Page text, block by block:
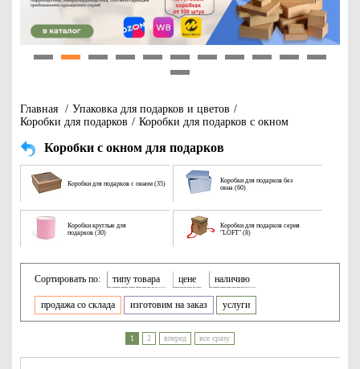
Главная / Упаковка для подарков и цветов /
Коробки для подарков / Коробки для подарков с окном
Коробки с окном для подарков
Коробки для подарков с окном (35)
Коробки для подарков без
окна (60)
Коробки круглые для
подарков (30)
Коробки для подарков серия
"LOFT" (8)
Сортировать по: типу товара цене наличию
продажа со склада изготовим на заказ услуги
1 2 вперед все сразу